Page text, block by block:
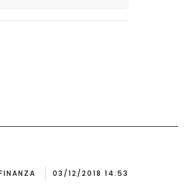
03/12/2018 14:53